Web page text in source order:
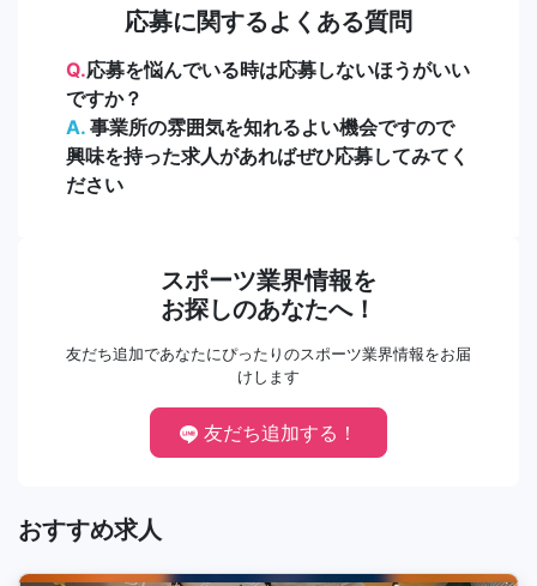
応募に関するよくある質問
Q.応募を悩んでいる時は応募しないほうがいい
ですか？
A. 事業所の雰囲気を知れるよい機会ですので
興味を持った求人があればぜひ応募してみてく
ださい
スポーツ業界情報を
お探しのあなたへ！
友だち追加であなたにぴったりのスポーツ業界情報をお届
けします
友だち追加する！
おすすめ求人